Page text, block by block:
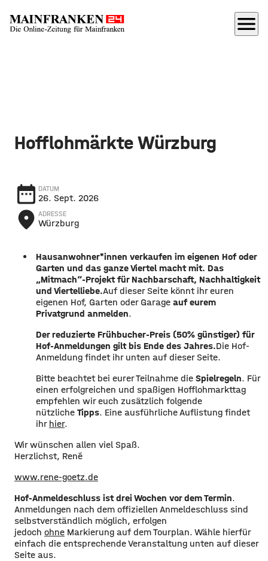
menu
Hofflohmärkte Würzburg
date_range DATUM
26. Sept. 2026
place ADRESSE
Würzburg
Hausanwohner*innen verkaufen im eigenen Hof oder
Garten und das ganze Viertel macht mit. Das
„Mitmach“-Projekt für Nachbarschaft, Nachhaltigkeit
und Viertelliebe.Auf dieser Seite könnt ihr euren
eigenen Hof, Garten oder Garage auf eurem
Privatgrund anmelden.
Der reduzierte Frühbucher-Preis (50% günstiger) für
Hof-Anmeldungen gilt bis Ende des Jahres.Die Hof-
Anmeldung findet ihr unten auf dieser Seite.
Bitte beachtet bei eurer Teilnahme die Spielregeln. Für
einen erfolgreichen und spaßigen Hofflohmarkttag
empfehlen wir euch zusätzlich folgende
nützliche Tipps. Eine ausführliche Auflistung findet
ihr hier.
Wir wünschen allen viel Spaß.
Herzlichst, René
www.rene-goetz.de
Hof-Anmeldeschluss ist drei Wochen vor dem Termin.
Anmeldungen nach dem offiziellen Anmeldeschluss sind
selbstverständlich möglich, erfolgen
jedoch ohne Markierung auf dem Tourplan. Wähle hierfür
einfach die entsprechende Veranstaltung unten auf dieser
Seite aus.